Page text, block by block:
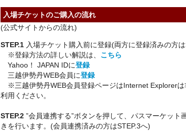
入場チケットのご購入の流れ
(公式サイトからの流れ)
STEP.1 入場チケット購入前に登録(両方に登録済みの方
※登録方法の詳しい解説は、 こちら
Yahoo！ JAPAN IDに登録
三越伊勢丹WEB会員に登録
※三越伊勢丹WEB会員登録ページはInternet Explorerは
利用ください。
STEP.2 ”会員連携する”ボタンを押して、パスマーケット
きを行います。(会員連携済みの方はSTEP.3へ)